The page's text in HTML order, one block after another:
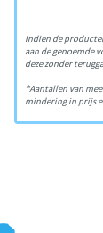
Indien de
aan de genoemde
deze zonder
*Aantallen van
mindering in prijs